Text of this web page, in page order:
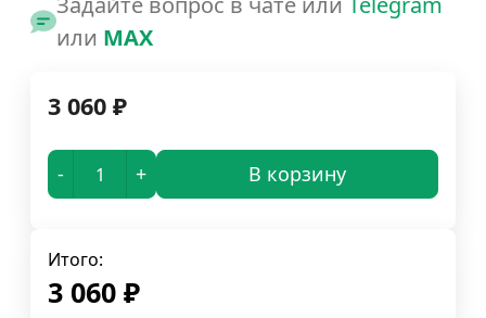
или MAX
3 060 ₽
- + В корзину
Итого:
3 060 ₽